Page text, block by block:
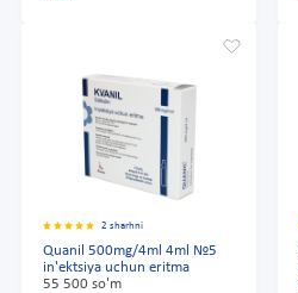
2 sharhni
Quanil 500mg/4ml 4ml №5
in'ektsiya uchun eritma
55 500 so'm